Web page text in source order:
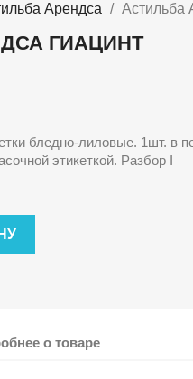
Арендса Астильба
ГИАЦИНТ
бледно-лиловые. 1шт. в
этикеткой. Разбор I
о товаре